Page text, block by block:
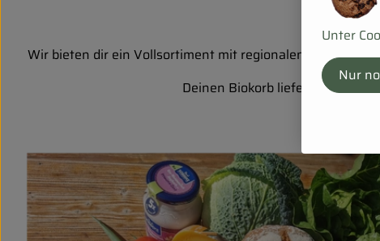
Wir bieten dir ein Vollsortiment mit regionalen Bio-
Deinen Biokorb liefern wir
Unter
Nur